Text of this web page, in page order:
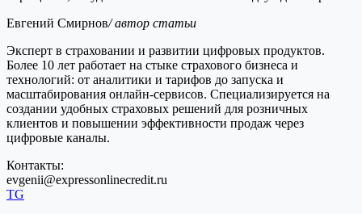
Евгений Смирнов/ автор статьи
Эксперт в страховании и развитии цифровых продуктов.
Более 10 лет работает на стыке страхового бизнеса и
технологий: от аналитики и тарифов до запуска и
масштабирования онлайн-сервисов. Специализируется на
создании удобных страховых решений для розничных
клиентов и повышении эффективности продаж через
цифровые каналы.
Контакты:
evgenii@expressonlinecredit.ru
TG